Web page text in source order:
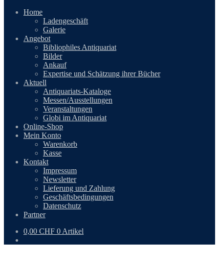
Home
Ladengeschäft
Galerie
Angebot
Bibliophiles Antiquariat
Bilder
Ankauf
Expertise und Schätzung ihrer Bücher
Aktuell
Antiquariats-Kataloge
Messen/Ausstellungen
Veranstaltungen
Globi im Antiquariat
Online-Shop
Mein Konto
Warenkorb
Kasse
Kontakt
Impressum
Newsletter
Lieferung und Zahlung
Geschäftsbedingungen
Datenschutz
Partner
0,00 CHF 0 Artikel